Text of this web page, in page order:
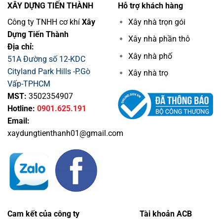
XÂY DỰNG TIẾN THÀNH
Công ty TNHH cơ khí Xây
Dựng Tiến Thành
Địa chỉ:
51A Đường số 12-KDC
Cityland Park Hills -P.Gò
Vấp-TPHCM
MST: 3502354907
Hotline: 0901.625.191
Email:
xaydungtienthanh01@gmail.com
Hỗ trợ khách hàng
Xây nhà trọn gói
Xây nhà phần thô
Xây nhà phố
Xây nhà trọ
Cam kết của công ty Tài khoản ACB